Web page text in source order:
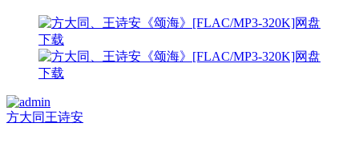
方大同 王诗安